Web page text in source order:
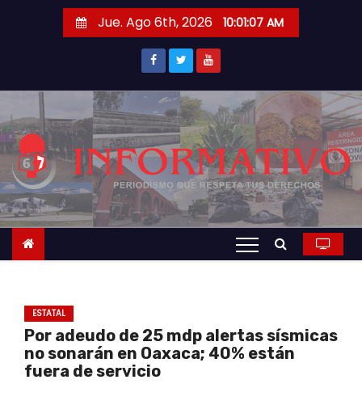
r
a
c
o
t
Jue. Ago 6th, 2026 10:01:08 AM
ESTATAL
Por adeudo de 25 mdp alertas sísmicas
no sonarán en Oaxaca; 40% están
fuera de servicio